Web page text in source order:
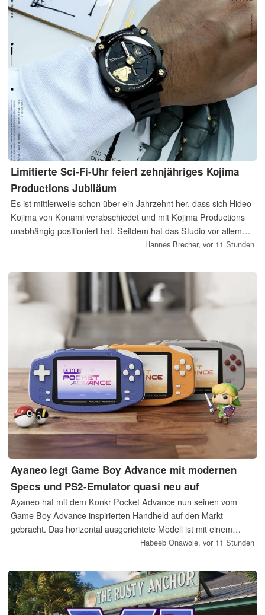
Limitierte Sci-Fi-Uhr feiert zehnjähriges Kojima
Productions Jubiläum
Es ist mittlerweile schon über ein Jahrzehnt her, dass sich Hideo
Kojima von Konami verabschiedet und mit Kojima Productions
unabhängig positioniert hat. Seitdem hat das Studio vor allem
Death Stranding und Death Stranding 2 entwickelt. Zur Feier
auf.
Hannes Brecher, vor 11 Stunden
Ayaneo legt Game Boy Advance mit modernen
Specs und PS2-Emulator quasi neu auf
Ayaneo hat mit dem Konkr Pocket Advance nun seinen vom
Game Boy Advance inspirierten Handheld auf den Markt
gebracht. Das horizontal ausgerichtete Modell ist mit einem
MediaTek-Chip ausgestattet, unterstützt die Emulation von PS2-
werden.
Habeeb Onawole, vor 11 Stunden